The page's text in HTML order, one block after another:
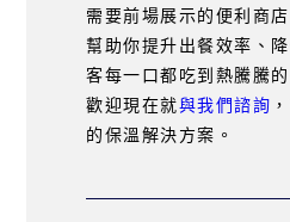
需要前場展示的便利商
幫助你提升出餐效率、
客每一口都吃到熱騰騰的
歡迎現在就與我們諮詢
的保溫解決方案。